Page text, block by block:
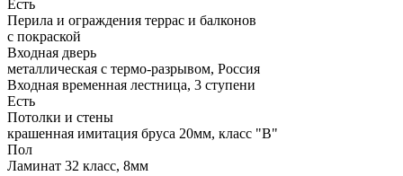
Есть
Перила и ограждения террас и балконов
с покраской
Входная дверь
металлическая с термо-разрывом, Россия
Входная временная лестница, 3 ступени
Есть
Потолки и стены
крашенная имитация бруса 20мм, класс "В"
Пол
Ламинат 32 класс, 8мм